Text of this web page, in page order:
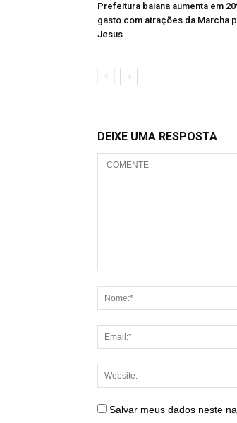
Prefeitura baiana aumenta em
gasto com atrações da Marcha
Jesus
DEIXE UMA RESPOSTA
Salvar meus dados neste